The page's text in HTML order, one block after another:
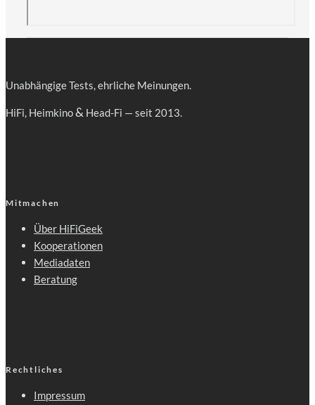
Unab­hän­gi­ge Tests, ehr­li­che Meinungen.
HiFi, Heim­ki­no& Head-Fi — seit 2013.
Mitmachen
Über HiFiGeek
Kooperationen
Mediadaten
Beratung
Rechtliches
Impressum